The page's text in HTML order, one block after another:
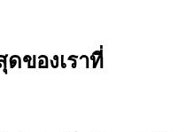
ของเราที่